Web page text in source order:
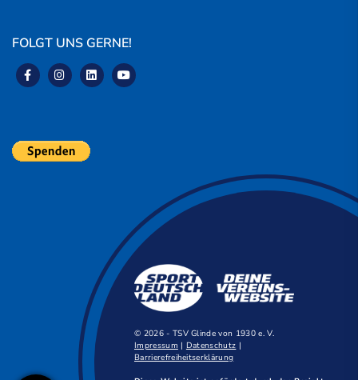
FOLGT UNS GERNE!
© 2026 - TSV Glinde von 1930 e. V.
Impressum | Datenschutz |
Barrierefreiheitserklärung